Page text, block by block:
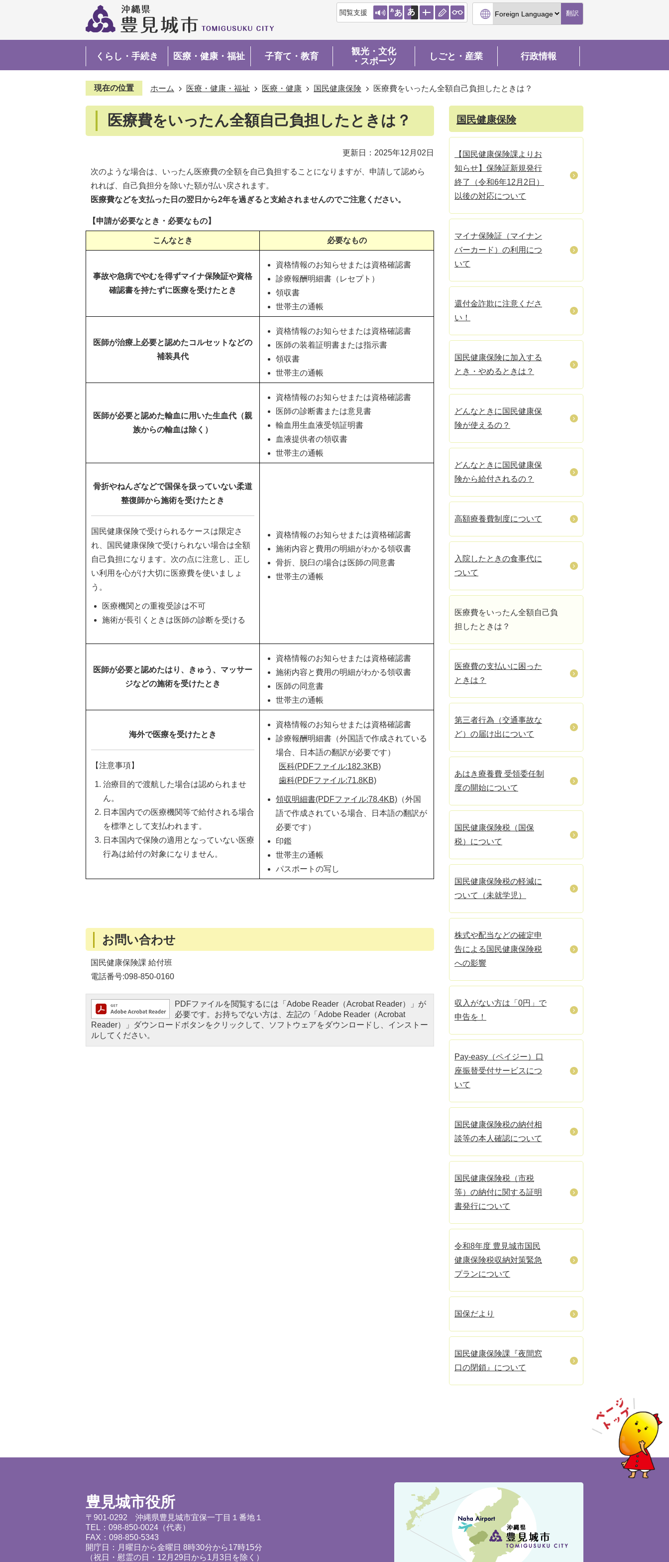
閲覧支援 翻訳
くらし・手続き 医療・健康・福祉 子育て・教育
観光・文化
・スポーツ
しごと・産業 行政情報
現在の位置 ホーム 医療・健康・福祉 医療・健康 国民健康保険 医療費をいったん全額自己負担したときは？
医療費をいったん全額自己負担したときは？
更新日：2025年12月02日
次のような場合は、いったん医療費の全額を自己負担することになりますが、申請して認めら
れれば、自己負担分を除いた額が払い戻されます。
医療費などを支払った日の翌日から2年を過ぎると支給されませんのでご注意ください。
【申請が必要なとき・必要なもの】
こんなとき 必要なもの
事故や急病でやむを得ずマイナ保険証や資格
確認書を持たずに医療を受けたとき
資格情報のお知らせまたは資格確認書
診療報酬明細書（レセプト）
領収書
世帯主の通帳
医師が治療上必要と認めたコルセットなどの
補装具代
資格情報のお知らせまたは資格確認書
医師の装着証明書または指示書
領収書
世帯主の通帳
医師が必要と認めた輸血に用いた生血代（親
族からの輸血は除く）
資格情報のお知らせまたは資格確認書
医師の診断書または意見書
輸血用生血液受領証明書
血液提供者の領収書
世帯主の通帳
骨折やねんざなどで国保を扱っていない柔道
整復師から施術を受けたとき
国民健康保険で受けられるケースは限定さ
れ、国民健康保険で受けられない場合は全額
自己負担になります。次の点に注意し、正し
い利用を心がけ大切に医療費を使いましょ
う。
医療機関との重複受診は不可
施術が長引くときは医師の診断を受ける
資格情報のお知らせまたは資格確認書
施術内容と費用の明細がわかる領収書
骨折、脱臼の場合は医師の同意書
世帯主の通帳
医師が必要と認めたはり、きゅう、マッサー
ジなどの施術を受けたとき
資格情報のお知らせまたは資格確認書
施術内容と費用の明細がわかる領収書
医師の同意書
世帯主の通帳
海外で医療を受けたとき
【注意事項】
治療目的で渡航した場合は認められませ
ん。
日本国内での医療機関等で給付される場合
を標準として支払われます。
日本国内で保険の適用となっていない医療
行為は給付の対象になりません。
資格情報のお知らせまたは資格確認書
診療報酬明細書（外国語で作成されている
場合、日本語の翻訳が必要です）
医科(PDFファイル:182.3KB)
歯科(PDFファイル:71.8KB)
領収明細書(PDFファイル:78.4KB) （外国
語で作成されている場合、日本語の翻訳が
必要です）
印鑑
世帯主の通帳
パスポートの写し
お問い合わせ
国民健康保険課 給付班
電話番号:098-850-0160
PDFファイルを閲覧するには「Adobe Reader（Acrobat Reader）」が
必要です。お持ちでない方は、左記の「Adobe Reader（Acrobat
Reader）」ダウンロードボタンをクリックして、ソフトウェアをダウンロードし、インストー
ルしてください。
国民健康保険
【国民健康保険課よりお
知らせ】保険証新規発行
終了（令和6年12月2日）
以後の対応について
マイナ保険証（マイナン
バーカード）の利用につ
いて
還付金詐欺に注意くださ
い！
国民健康保険に加入する
とき・やめるときは？
どんなときに国民健康保
険が使えるの？
どんなときに国民健康保
険から給付されるの？
高額療養費制度について
入院したときの食事代に
ついて
医療費をいったん全額自己負
担したときは？
医療費の支払いに困った
ときは？
第三者行為（交通事故な
ど）の届け出について
あはき療養費 受領委任制
度の開始について
国民健康保険税（国保
税）について
国民健康保険税の軽減に
ついて（未就学児）
株式や配当などの確定申
告による国民健康保険税
への影響
収入がない方は「0円」で
申告を！
Pay-easy（ペイジー）口
座振替受付サービスにつ
いて
国民健康保険税の納付相
談等の本人確認について
国民健康保険税（市税
等）の納付に関する証明
書発行について
令和8年度 豊見城市国民
健康保険税収納対策緊急
プランについて
国保だより
国民健康保険課『夜間窓
口の閉鎖』について
豊見城市役所
〒901-0292 沖縄県豊見城市宜保一丁目１番地１
TEL：098-850-0024（代表）
FAX：098-850-5343
開庁日：月曜日から金曜日 8時30分から17時15分
（祝日・慰霊の日・12月29日から1月3日を除く）